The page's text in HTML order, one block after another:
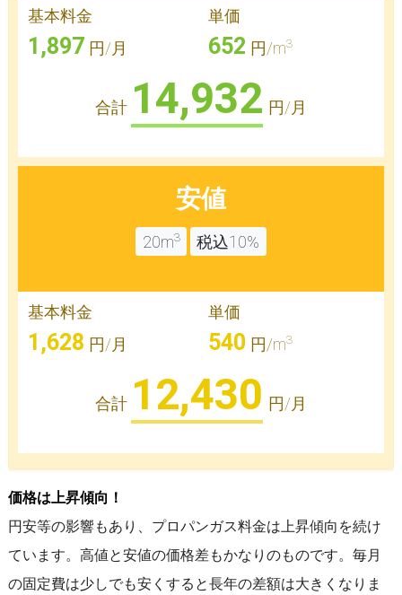
基本料金
1,897 円/月
単価
652 円/m3
合計 14,932 円/月
安値
20m3 税込10%
基本料金
1,628 円/月
単価
540 円/m3
合計 12,430 円/月
価格は上昇傾向！
円安等の影響もあり、プロパンガス料金は上昇傾向を続け
ています。高値と安値の価格差もかなりのものです。毎月
の固定費は少しでも安くすると長年の差額は大きくなりま